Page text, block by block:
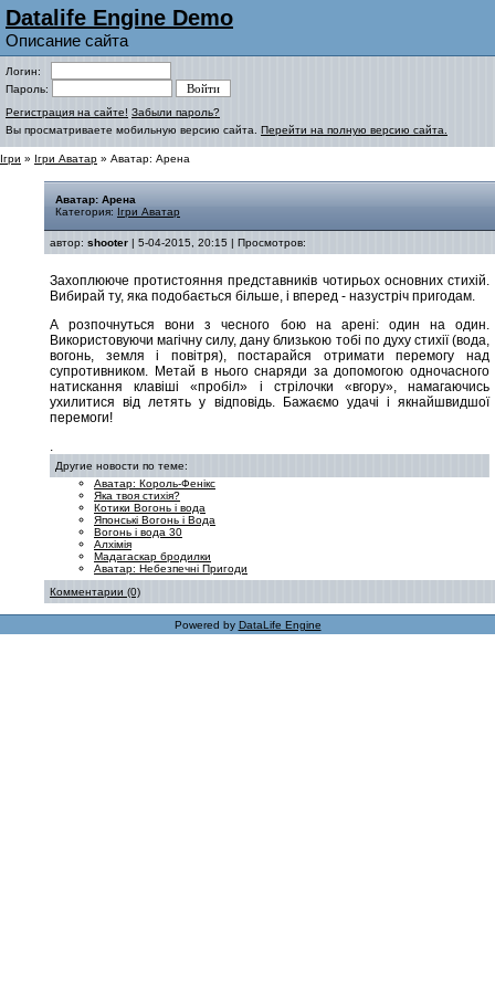
Datalife Engine Demo
Описание сайта
Логин:
Пароль:
Регистрация на сайте! Забыли пароль?
Вы просматриваете мобильную версию сайта. Перейти на полную версию сайта.
Ігри » Ігри Аватар » Аватар: Арена
Аватар: Арена
Категория: Ігри Аватар
автор: shooter | 5-04-2015, 20:15 | Просмотров:
Захоплююче протистояння представників чотирьох основних стихій.
Вибирай ту, яка подобається більше, і вперед - назустріч пригодам.
А розпочнуться вони з чесного бою на арені: один на один.
Використовуючи магічну силу, дану близькою тобі по духу стихії (вода,
вогонь, земля і повітря), постарайся отримати перемогу над
супротивником. Метай в нього снаряди за допомогою одночасного
натискання клавіші «пробіл» і стрілочки «вгору», намагаючись
ухилитися від летять у відповідь. Бажаємо удачі і якнайшвидшої
перемоги!
.
Другие новости по теме:
Аватар: Король-Фенікс
Яка твоя стихія?
Котики Вогонь і вода
Японські Вогонь і Вода
Вогонь і вода 30
Алхімія
Мадагаскар бродилки
Аватар: Небезпечні Пригоди
Комментарии (0)
Powered by DataLife Engine